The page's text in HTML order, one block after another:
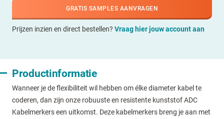
GRATIS SAMPLES AANVRAGEN
Prijzen inzien en direct bestellen? Vraag hier jouw account aan
Productinformatie
Wanneer je de flexibiliteit wil hebben om élke diameter kabel te
coderen, dan zijn onze robuuste en resistente kunststof ADC
Kabelmerkers een uitkomst. Deze kabelmerkers breng je aan met